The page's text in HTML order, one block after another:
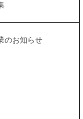
のお知らせ